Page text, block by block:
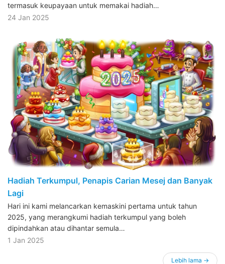
termasuk keupayaan untuk memakai hadiah…
24 Jan 2025
Hadiah Terkumpul, Penapis Carian Mesej dan Banyak
Lagi
Hari ini kami melancarkan kemaskini pertama untuk tahun
2025, yang merangkumi hadiah terkumpul yang boleh
dipindahkan atau dihantar semula…
1 Jan 2025
Lebih lama →